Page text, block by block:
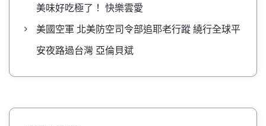
美味好吃極了！ 快樂雲愛
美國空軍 北美防空司令部追耶老行蹤 繞行全球平
安夜路過台灣 亞倫貝斌